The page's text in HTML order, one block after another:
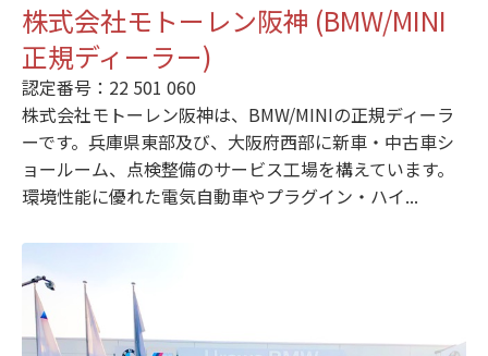
株式会社モトーレン阪神 (BMW/MINI
正規ディーラー)
認定番号：22 501 060
株式会社モトーレン阪神は、BMW/MINIの正規ディーラ
ーです。兵庫県東部及び、大阪府西部に新車・中古車シ
ョールーム、点検整備のサービス工場を構えています。
環境性能に優れた電気自動車やプラグイン・ハイ...